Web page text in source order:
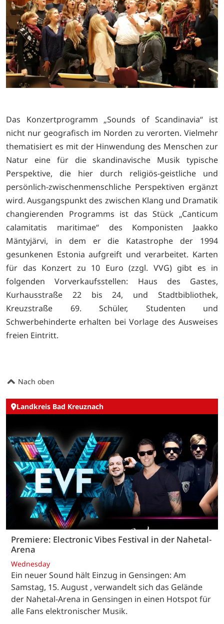
Das Konzertprogramm „Sounds of Scandinavia“ ist
nicht nur geografisch im Norden zu verorten. Vielmehr
thematisiert es mit der Hinwendung des Menschen zur
Natur eine für die skandinavische Musik typische
Perspektive, die hier durch religiös-geistliche und
persönlich-zwischenmenschliche Perspektiven ergänzt
wird. Ausgangspunkt des zwischen Klang und Dramatik
changierenden Programms ist das Stück „Canticum
calamitatis maritimae“ des Komponisten Jaakko
Mäntyjärvi, in dem er die Katastrophe der 1994
gesunkenen Estonia aufgreift und verarbeitet. Karten
für das Konzert zu 10 Euro (zzgl. VVG) gibt es in
folgenden Vorverkaufsstellen: Haus des Gastes,
Kurhausstraße 22 bis 24, und Stadtbibliothek,
Kreuzstraße 69. Schüler, Studenten und
Schwerbehinderte erhalten bei Vorlage des Ausweises
freien Eintritt.
Nach oben
Landkreis Bad Kreuznach
Premiere: Electronic Vibes Festival in der Nahetal-
Arena
Wednesday
Ein neuer Sound hält Einzug in Gensingen: Am
Samstag, 15. August , verwandelt sich das Gelände
der Nahetal-Arena in Gensingen in einen Hotspot für
alle Fans elektronischer Musik.